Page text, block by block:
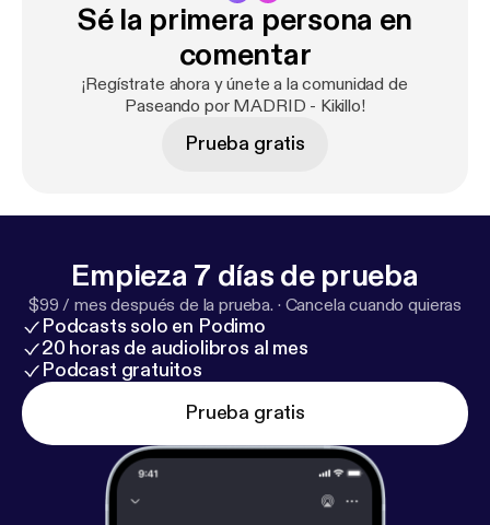
Sé la primera persona en
comentar
¡Regístrate ahora y únete a la comunidad de
Paseando por MADRID - Kikillo!
Prueba gratis
Empieza 7 días de prueba
$99 / mes después de la prueba. · Cancela cuando quieras
Podcasts solo en Podimo
20 horas de audiolibros al mes
Podcast gratuitos
Prueba gratis